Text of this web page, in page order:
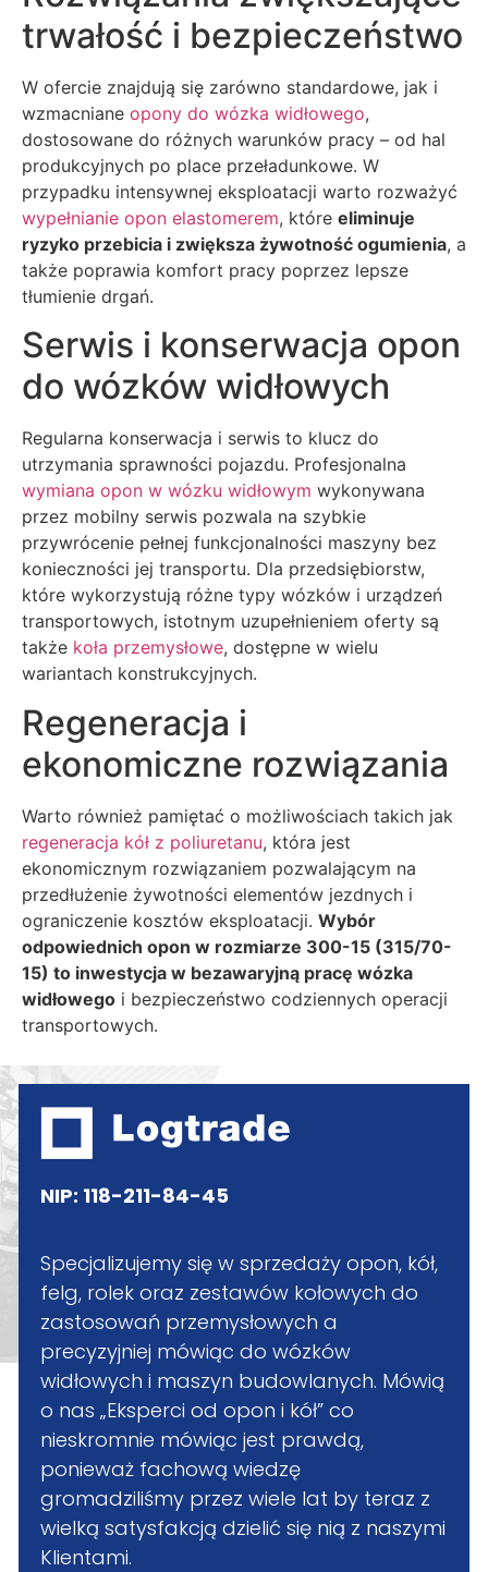
trwałość i bezpieczeństwo
W ofercie znajdują się zarówno standardowe, jak i
wzmacniane opony do wózka widłowego,
dostosowane do różnych warunków pracy – od hal
produkcyjnych po place przeładunkowe. W
przypadku intensywnej eksploatacji warto rozważyć
wypełnianie opon elastomerem, które eliminuje
ryzyko przebicia i zwiększa żywotność ogumienia, a
także poprawia komfort pracy poprzez lepsze
tłumienie drgań.
Serwis i konserwacja opon
do wózków widłowych
Regularna konserwacja i serwis to klucz do
utrzymania sprawności pojazdu. Profesjonalna
wymiana opon w wózku widłowym wykonywana
przez mobilny serwis pozwala na szybkie
przywrócenie pełnej funkcjonalności maszyny bez
konieczności jej transportu. Dla przedsiębiorstw,
które wykorzystują różne typy wózków i urządzeń
transportowych, istotnym uzupełnieniem oferty są
także koła przemysłowe, dostępne w wielu
wariantach konstrukcyjnych.
Regeneracja i
ekonomiczne rozwiązania
Warto również pamiętać o możliwościach takich jak
regeneracja kół z poliuretanu, która jest
ekonomicznym rozwiązaniem pozwalającym na
przedłużenie żywotności elementów jezdnych i
ograniczenie kosztów eksploatacji. Wybór
odpowiednich opon w rozmiarze 300-15 (315/70-
15) to inwestycja w bezawaryjną pracę wózka
widłowego i bezpieczeństwo codziennych operacji
transportowych.
NIP: 118-211-84-45
Specjalizujemy się w sprzedaży opon, kół,
felg, rolek oraz zestawów kołowych do
zastosowań przemysłowych a
precyzyjniej mówiąc do wózków
widłowych i maszyn budowlanych. Mówią
o nas „Eksperci od opon i kół” co
nieskromnie mówiąc jest prawdą,
ponieważ fachową wiedzę
gromadziliśmy przez wiele lat by teraz z
wielką satysfakcją dzielić się nią z naszymi
Klientami.